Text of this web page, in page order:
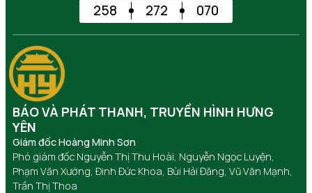
258 272 070
BÁO VÀ PHÁT THANH, TRUYỀN HÌNH HƯNG
YÊN
Giám đốc Hoàng Minh Sơn
Phó giám đốc Nguyễn Thị Thu Hoài, Nguyễn Ngọc Luyện,
Phạm Văn Xướng, Đinh Đức Khoa, Bùi Hải Đăng, Vũ Văn Mạnh,
Trần Thị Thoa